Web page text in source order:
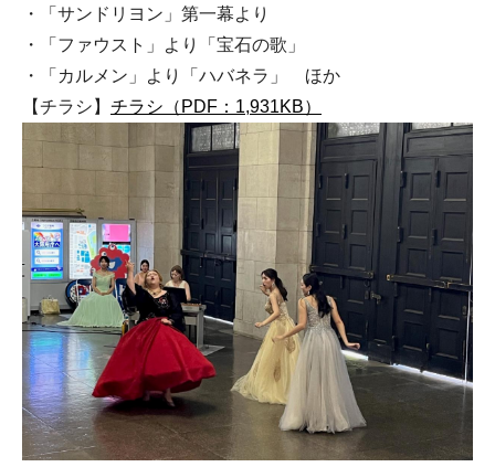
・「サンドリヨン」第一幕より
・「ファウスト」より「宝石の歌」
・「カルメン」より「ハバネラ」 ほか
【チラシ】 チラシ（PDF：1,931KB）